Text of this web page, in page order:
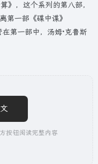
》，这个系列的第八部，
第一部《碟中谍》
第一部中，汤姆·克鲁斯
按钮阅读完整内容